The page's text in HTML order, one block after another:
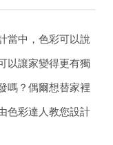
當中，色彩可以說
以讓家變得更有獨
嗎？偶爾想替家裡
色彩達人教您設計